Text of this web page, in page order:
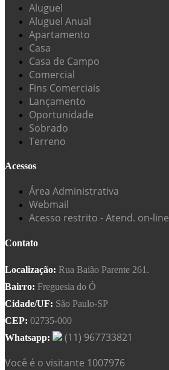
Aluguel
Aluguel Anual
Apartamento
Casa
Casa de Campo
Comercial
Fins Comerciais
Lançamento
Oportunidade
Sobrado
Terreno
Acessos
Área Administrativa
Webmail
Acesso restrito - Atend. on-line
Contato
Localização: Rua Baião Parente 261.
Bairro: Freguesia do Ó
Cidade/UF: São Paulo-SP
CEP: 02735-000
Whatsapp:
(11) 967733821
Você é o visitante 1007976